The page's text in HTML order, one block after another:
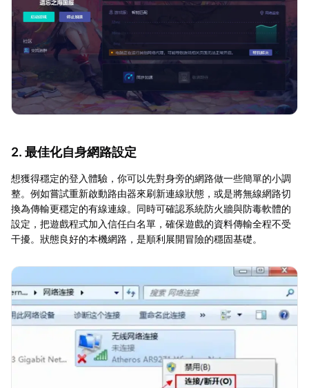
2. 最佳化自身網路設定
想獲得穩定的登入體驗，你可以先對身旁的網路做一些簡單的小調
整。例如嘗試重新啟動路由器來刷新連線狀態，或是將無線網路切
換為傳輸更穩定的有線連線。同時可確認系統防火牆與防毒軟體的
設定，把遊戲程式加入信任白名單，確保遊戲的資料傳輸全程不受
干擾。狀態良好的本機網路，是順利展開冒險的穩固基礎。